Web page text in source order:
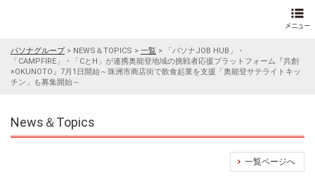
パソナグループ> NEWS＆TOPICS > 一覧 >
「パソナJOB HUB」・
「CAMPFIRE」・「CとH」が連携奥能登地域の挑戦者応援プラットフォーム『共創
×OKUNOTO』7月1日開始～珠洲市商店街で飲食起業を支援「奥能登サテライトキッ
チン」も募集開始～
News＆Topics
一覧ページへ